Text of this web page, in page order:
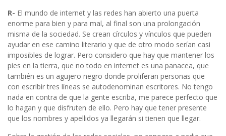
R- El mundo de internet y las redes han abierto una puerta
enorme para bien y para mal, al final son una prolongación
misma de la sociedad. Se crean círculos y vínculos que pueden
ayudar en ese camino literario y que de otro modo serían casi
imposibles de lograr. Pero considero que hay que mantener los
pies en la tierra, que no todo en internet es una panacea, que
también es un agujero negro donde proliferan personas que
con escribir tres líneas se autodenominan escritores. No tengo
nada en contra de que la gente escriba, me parece perfecto que
lo hagan y que disfruten de ello. Pero hay que tener presente
que los nombres y apellidos ya llegarán si tienen que llegar.